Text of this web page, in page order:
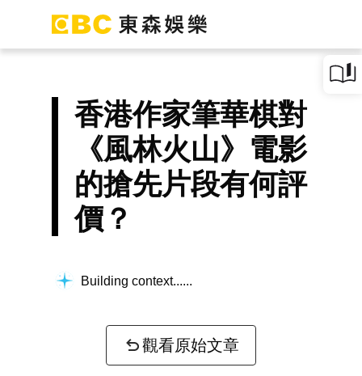
香港作家筆華棋對
《風林火山》電影
的搶先片段有何評
價？
Building context...
觀看原始文章